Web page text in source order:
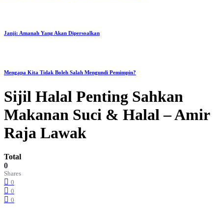
Janji: Amanah Yang Akan Dipersoalkan
Mengapa Kita Tidak Boleh Salah Mengundi Pemimpin?
Sijil Halal Penting Sahkan
Makanan Suci & Halal – Amir
Raja Lawak
Total
0
Shares
0
0
0